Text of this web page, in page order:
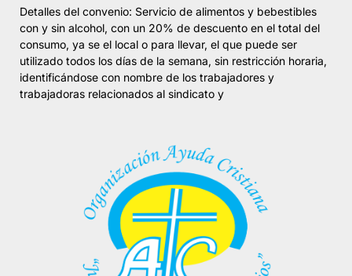
Detalles del convenio: Servicio de alimentos y bebestibles
con y sin alcohol, con un 20% de descuento en el total del
consumo, ya se el local o para llevar, el que puede ser
utilizado todos los días de la semana, sin restricción horaria,
identificándose con nombre de los trabajadores y
trabajadoras relacionados al sindicato y